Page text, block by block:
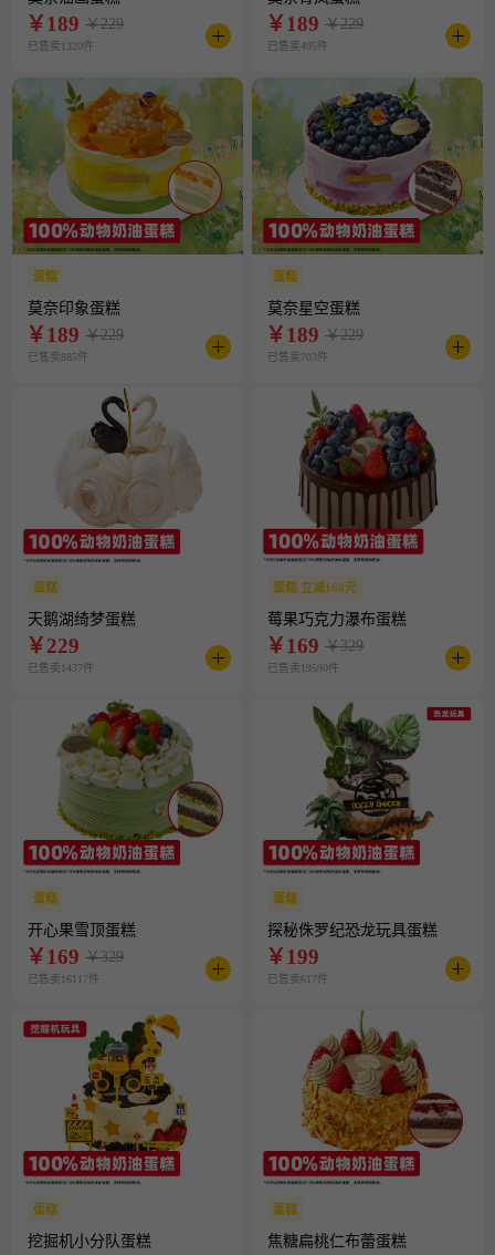
￥189 ￥229
已售卖1320件
￥189 ￥229
已售卖495件
蛋糕
莫奈印象蛋糕
￥189 ￥229
已售卖885件
蛋糕
莫奈星空蛋糕
￥189 ￥229
已售卖703件
蛋糕
天鹅湖绮梦蛋糕
￥229
已售卖1437件
蛋糕 立减160元
莓果巧克力瀑布蛋糕
￥169 ￥329
已售卖19590件
蛋糕
开心果雪顶蛋糕
￥169 ￥329
已售卖16117件
蛋糕
探秘侏罗纪恐龙玩具蛋糕
￥199
已售卖617件
蛋糕
挖掘机小分队蛋糕
蛋糕
焦糖扁桃仁布蕾蛋糕